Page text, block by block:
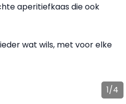
aperitiefkaas die ook
wat wils, met voor elke
1/4